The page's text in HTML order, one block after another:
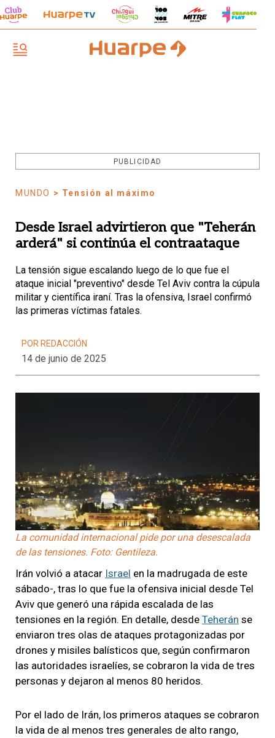
PUBLICIDAD
MUNDO > Tensión al máximo
Desde Israel advirtieron que "Teherán
arderá" si continúa el contraataque
La tensión sigue escalando luego de lo que fue el
ataque inicial "preventivo" desde Tel Aviv contra la cúpula
militar y científica iraní. Tras la ofensiva, Israel confirmó
las primeras víctimas fatales.
POR REDACCIÓN
14 de junio de 2025
La comunidad internacional pide por una desescalada
de las tensiones. Foto: Gentileza.
Irán volvió a atacar Israel en la madrugada de este
sábado-, tras lo que fue la ofensiva inicial desde Tel
Aviv que generó una rápida escalada de las
tensiones en la región. En detalle, desde Teherán se
enviaron tres olas de ataques protagonizadas por
drones y misiles balísticos que, según confirmaron
las autoridades israelíes, se cobraron la vida de tres
personas y dejaron al menos 80 heridos.
Por el lado de Irán, los primeros ataques se cobraron
la vida de al menos tres generales de alto rango,